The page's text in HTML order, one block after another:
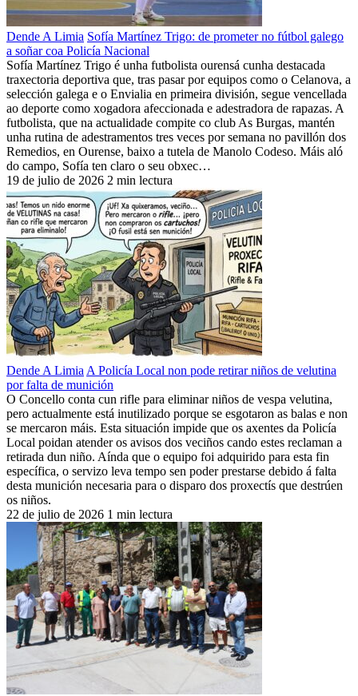
Dende A Limia Sofía Martínez Trigo: de prometer no fútbol galego
a soñar coa Policía Nacional
Sofía Martínez Trigo é unha futbolista ourensá cunha destacada
traxectoria deportiva que, tras pasar por equipos como o Celanova, a
selección galega e o Envialia en primeira división, segue vencellada
ao deporte como xogadora afeccionada e adestradora de rapazas. A
futbolista, que na actualidade compite co club As Burgas, mantén
unha rutina de adestramentos tres veces por semana no pavillón dos
Remedios, en Ourense, baixo a tutela de Manolo Codeso. Máis aló
do campo, Sofía ten claro o seu obxec…
19 de julio de 2026 2 min lectura
Dende A Limia A Policía Local non pode retirar niños de velutina
por falta de munición
O Concello conta cun rifle para eliminar niños de vespa velutina,
pero actualmente está inutilizado porque se esgotaron as balas e non
se mercaron máis. Esta situación impide que os axentes da Policía
Local poidan atender os avisos dos veciños cando estes reclaman a
retirada dun niño. Aínda que o equipo foi adquirido para esta fin
específica, o servizo leva tempo sen poder prestarse debido á falta
desta munición necesaria para o disparo dos proxectís que destrúen
os niños.
22 de julio de 2026 1 min lectura